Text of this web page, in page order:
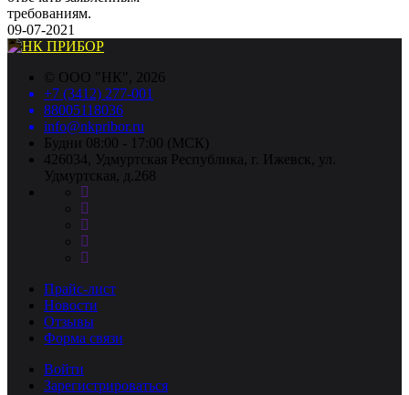
требованиям.
09-07-2021
© ООО "НК", 2026
+7 (3412) 277-001
88005118036
info@nkpribor.ru
Будни 08:00 - 17:00 (МСК)
426034, Удмуртская Республика, г. Ижевск, ул.
Удмуртская, д.268
Прайс-лист
Новости
Отзывы
Форма связи
Войти
Зарегистрироваться